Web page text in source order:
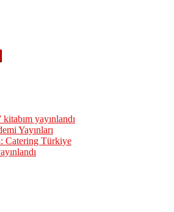
yayınlandı
Yayınları
Catering Türkiye